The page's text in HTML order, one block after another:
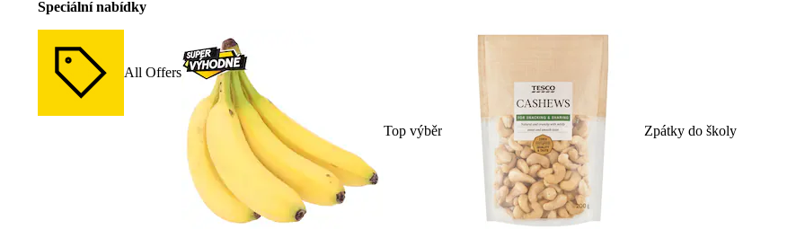
Speciální nabídky
All Offers
Top výběr Zpátky do školy